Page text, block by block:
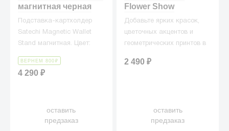
магнитная черная
Подставка-картхолдер
Satechi Magnetic Wallet
Stand магнитная. Цвет:
ВЕРНЕМ 800 ₽
4 290₽
оставить
предзаказ
Flower Show
Добавьте ярких красок,
цветочных акцентов и
геометрических принтов в
любимого iPhone нового
2 490₽
оставить
предзаказ